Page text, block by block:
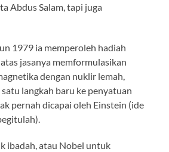
Abdus Salam, tapi juga
1979 ia memperoleh hadiah
jasanya memformulasikan
dengan nuklir lemah,
langkah baru ke penyatuan
pernah dicapai oleh Einstein (ide
ibadah, atau Nobel untuk